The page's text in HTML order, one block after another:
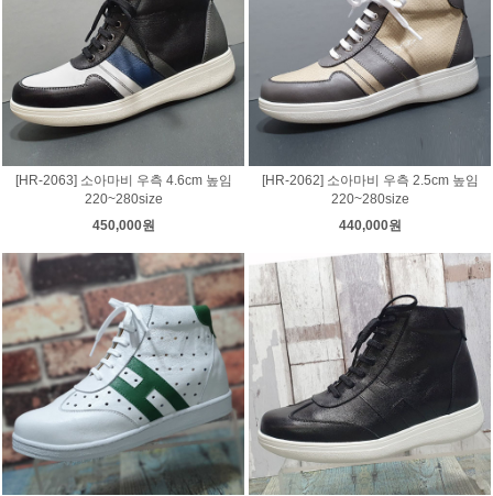
[HR-2063] 소아마비 우측 4.6cm 높임
220~280size
450,000원
[HR-2062] 소아마비 우측 2.5cm 높임
220~280size
440,000원